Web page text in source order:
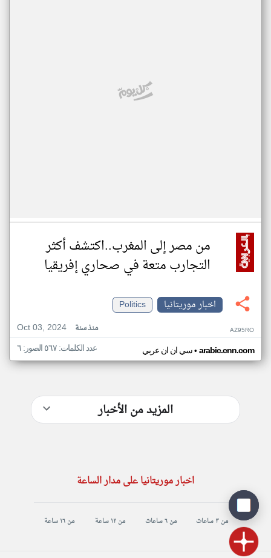
من مصر إلى المغرب..اكتشف أكثر
التجارب متعة في صحاري إفريقيا
اخبار موريتانيا
Politics
Oct 03, 2024
منذ سنة AZ95RO
سي ان ان عربي• arabic.cnn.com عدد الكلمات: ٥٦٧ الصور: ٦
المزيد من الأخبار
اخبار موريتانيا على مدار الساعة
من ٣ ساعات من ٦ ساعات من ١٢ ساعة من ١٦ ساعة